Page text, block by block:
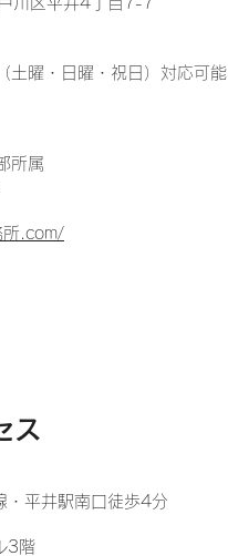
土曜・日曜・祝日）対応可能
所属
所.com/
ス
・平井駅南口徒歩4分
3階